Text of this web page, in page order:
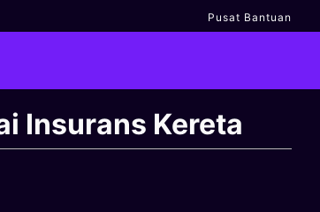
Pusat Bantuan
Insurans Kereta